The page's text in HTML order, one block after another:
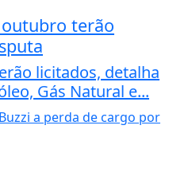
terão
licitados, detalha
Gás Natural e...